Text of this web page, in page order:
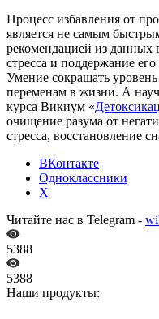
Процесс избавления от
является не самым
рекомендацией из данных
стресса и поддержание
Умение сокращать
переменам в жизни. А
курса Викиум «
очищение разума от
стресса, восстановление
ВКонтакте
Одноклассники
X
Читайте нас в Telegram -
5388
5388
Наши продукты: